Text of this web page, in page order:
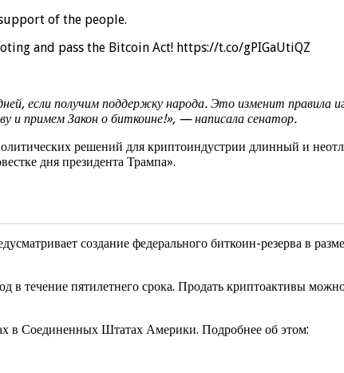
of the people.
and pass the Bitcoin Act! https://t.co/gPIGaUtiQZ
если получим поддержку народа. Это изменит правила
и примем Закон о биткоине!», — написала сенатор.
решений для криптоиндустрии длинный и
дня президента Трампа».
создание федерального биткоин-резерва в
пятилетнего срока. Продать криптоактивы можно
в Соединенных Штатах Америки. Подробнее об этом: